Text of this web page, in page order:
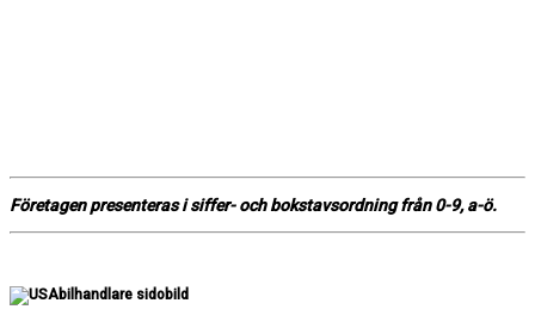
Företagen presenteras i siffer- och bokstavsordning från 0-9, a-ö.